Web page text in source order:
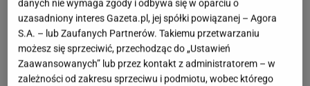
danych nie wymaga zgody i odbywa się w oparciu o
uzasadniony interes Gazeta.pl, jej spółki powiązanej – Agora
S.A. – lub Zaufanych Partnerów. Takiemu przetwarzaniu
możesz się sprzeciwić, przechodząc do „Ustawień
Zaawansowanych” lub przez kontakt z administratorem – w
zależności od zakresu sprzeciwu i podmiotu, wobec którego